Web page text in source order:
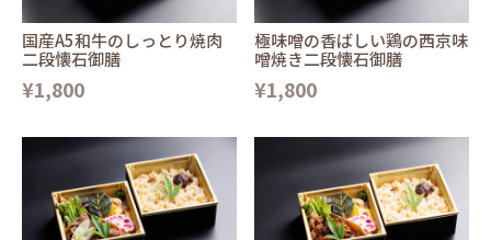
国産A5和牛のしっとり焼肉
二段懐石御膳
¥1,800
極味噌の香ばしい鶏の西京味
噌焼き二段懐石御膳
¥1,800